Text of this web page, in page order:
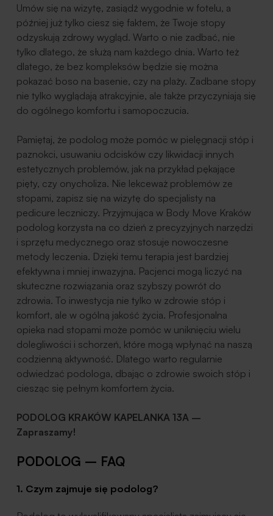
Umów się na wizytę, zasiądź wygodnie w fotelu, a
później już tylko ciesz się faktem, że Twoje stopy
odzyskują zdrowy wygląd. Warto o nie zadbać, nie
tylko dlatego, że służą nam każdego dnia. Warto też
dlatego, że bez kompleksów będzie się można
pokazać boso na basenie, czy na plaży. Zadbane stopy
nie tylko wyglądają atrakcyjnie, ale także przyczyniają się
do ogólnego komfortu i samopoczucia.
Pamiętaj, że podolog może pomóc w pielęgnacji stóp i
paznokci, usuwaniu odcisków czy likwidacji innych
estetycznych problemów, jak na przykład pękające
pięty, czy onycholiza. Nie lekceważ problemów ze
stopami, zapisz się na wizytę do specjalisty na
pedicure leczniczy. Przyjmująca w Body Move Kraków
podolog korzysta na co dzień z precyzyjnych narzędzi
i sprzętu medycznego oraz stosuje nowoczesne
metody leczenia. Dzięki temu terapia jest bardziej
efektywna i mniej inwazyjna. Pacjenci mogą liczyć na
skuteczne rozwiązania oraz szybszy powrót do
zdrowia. To inwestycja nie tylko w zdrowie stóp i
komfort, ale w ogólną jakość życia. Profesjonalna
opieka nad stopami może pomóc w uniknięciu wielu
dolegliwości i schorzeń, które mogą wpłynąć na naszą
codzienną aktywność. Dlatego warto regularnie
odwiedzać podologa, dbając o zdrowie swoich stóp i
ciesząc się pełnym komfortem życia.
PODOLOG KRAKÓW KAPELANKA 13A –
Zapraszamy!
PODOLOG – FAQ
1. Czym zajmuje się podolog?